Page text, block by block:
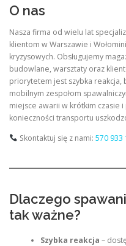
O nas
Nasza firma od wielu lat
klientom w Warszawie i
kryzysowych. Obsługujemy
budowlane, warsztaty oraz
priorytetem jest szybka reakcja,
mobilnym zespołom
miejsce awarii w krótkim czasie
konieczności transportu
Skontaktuj się z nami: 570 933
Dlaczego
tak ważne?
Szybka reakcja –